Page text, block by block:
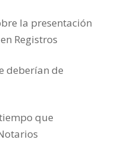
la presentación
Registros
deberían de
que